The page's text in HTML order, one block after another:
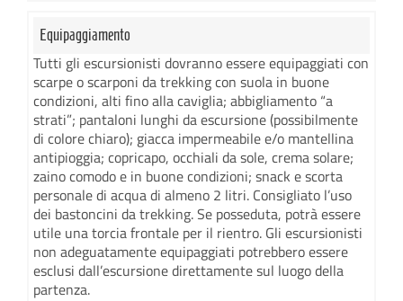
Equipaggiamento
Tutti gli escursionisti dovranno essere equipaggiati con
scarpe o scarponi da trekking con suola in buone
condizioni, alti fino alla caviglia; abbigliamento “a
strati”; pantaloni lunghi da escursione (possibilmente
di colore chiaro); giacca impermeabile e/o mantellina
antipioggia; copricapo, occhiali da sole, crema solare;
zaino comodo e in buone condizioni; snack e scorta
personale di acqua di almeno 2 litri. Consigliato l’uso
dei bastoncini da trekking. Se posseduta, potrà essere
utile una torcia frontale per il rientro. Gli escursionisti
non adeguatamente equipaggiati potrebbero essere
esclusi dall’escursione direttamente sul luogo della
partenza.